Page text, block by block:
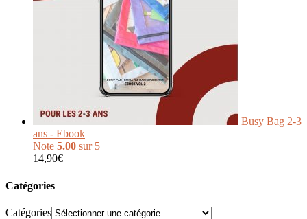
Busy Bag 2-3
ans - Ebook
Note 5.00 sur 5
14,90€
Catégories
Catégories